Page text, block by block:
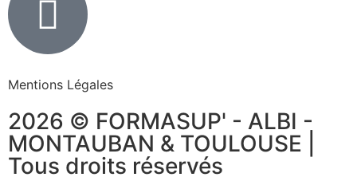
2026 © FORMASUP' - ALBI -
MONTAUBAN & TOULOUSE |
Tous droits réservés
Mentions Légales